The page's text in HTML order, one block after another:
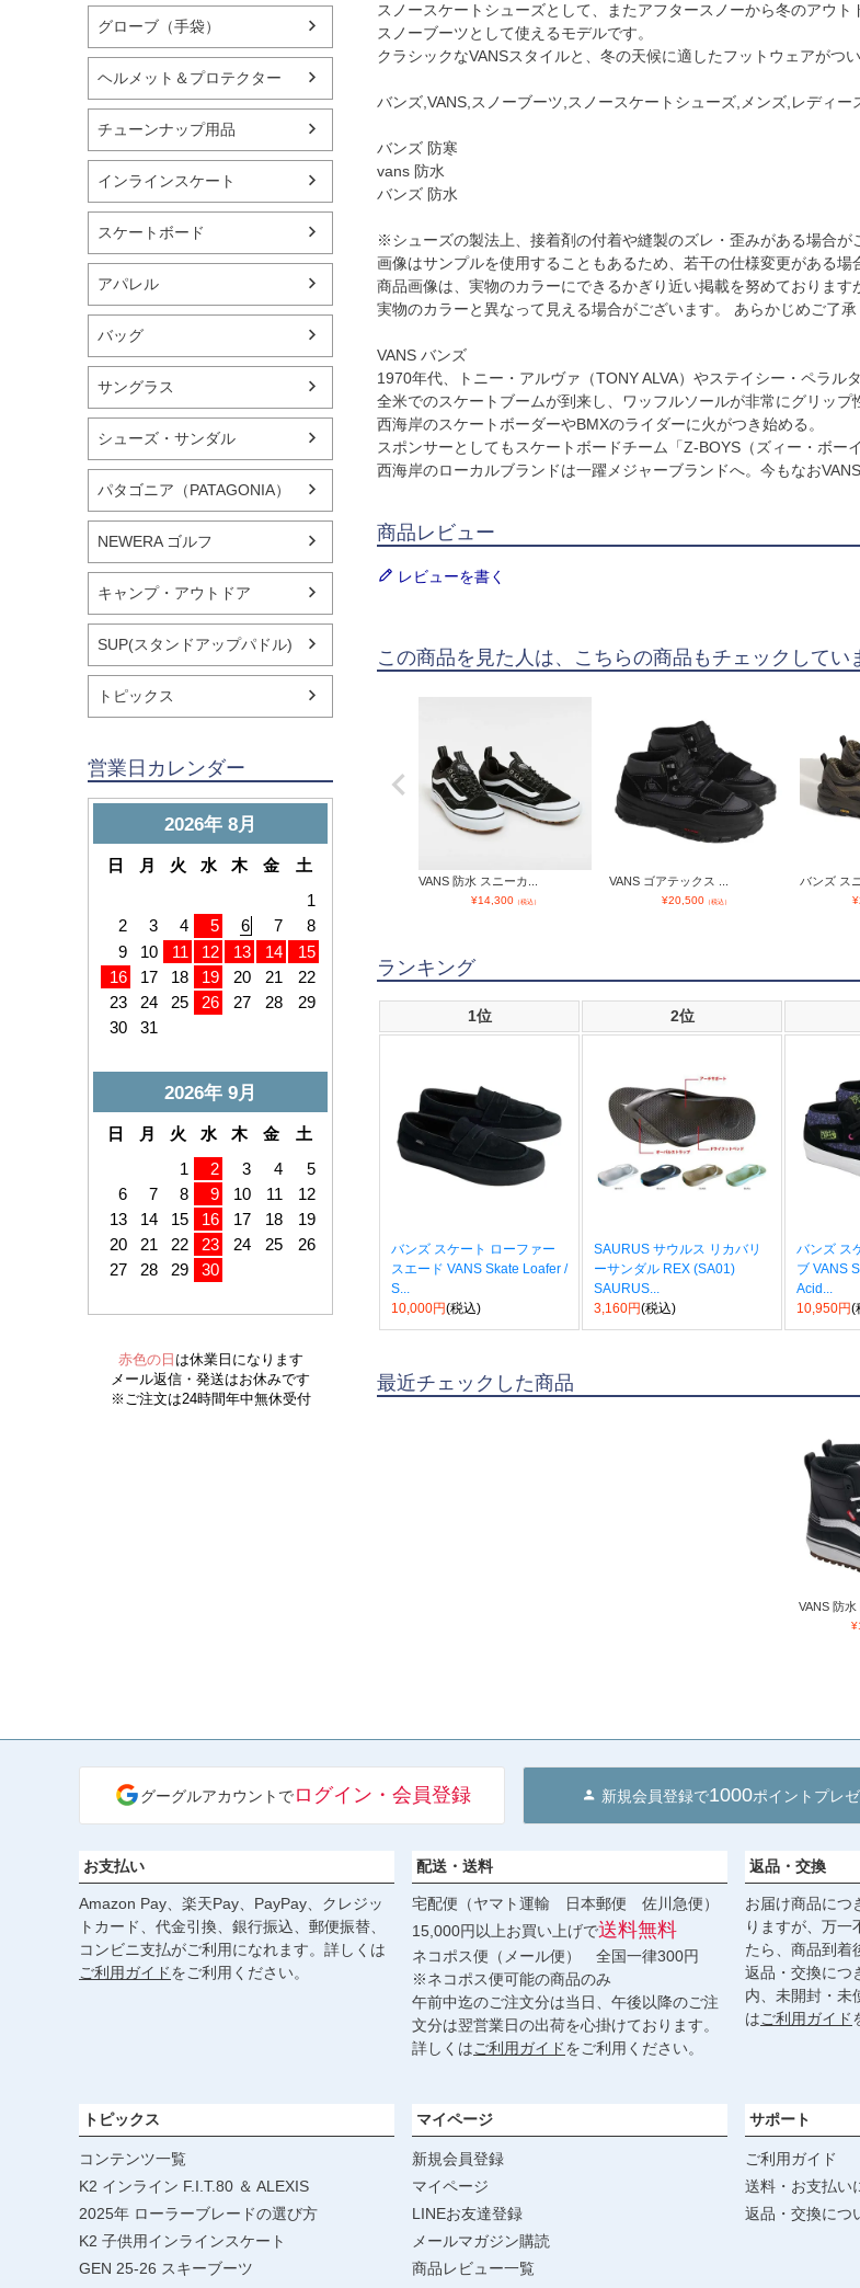
グローブ（手袋）
ヘルメット＆プロテクター
チューンナップ用品
インラインスケート
スケートボード
アパレル
バッグ
サングラス
シューズ・サンダル
パタゴニア（PATAGONIA）
NEWERA ゴルフ
キャンプ・アウトドア
SUP(スタンドアップパドル)
トピックス
営業日カレンダー
スノースケートシューズとして、またアフタースノーから冬のアウ
スノーブーツとして使えるモデルです。
クラシックなVANSスタイルと、冬の天候に適したフットウェアがつい
バンズ,VANS,スノーブーツ,スノースケートシューズ,メンズ,レディー
バンズ 防寒
vans 防水
バンズ 防水
※シューズの製法上、接着剤の付着や縫製のズレ・歪みがある場合が
画像はサンプルを使用することもあるため、若干の仕様変更がある場
商品画像は、実物のカラーにできるかぎり近い掲載を努めております
実物のカラーと異なって見える場合がございます。 あらかじめご了承
VANS バンズ
1970年代、トニー・アルヴァ（TONY ALVA）やステイシー・ペラル
全米でのスケートブームが到来し、ワッフルソールが非常にグリップ
西海岸のスケートボーダーやBMXのライダーに火がつき始める。
スポンサーとしてもスケートボードチーム「Z-BOYS（ズィー・ボー
西海岸のローカルブランドは一躍メジャーブランドへ。今もなお
商品レビュー
レビューを書く
この商品を見た人は、こちらの商品もチェックしてい
VANS 防水 スニーカ...
¥14,300（税込）
VANS ゴアテックス ...
¥20,500（税込）
バンズ ス
¥
ランキング
1位 2位
バンズ スケート ローファー
スエード VANS Skate Loafer /
S...
10,000円(税込)
SAURUS サウルス リカバリ
ーサンダル REX (SA01)
SAURUS...
3,160円(税込)
バンズ ス
ブ VANS
Acid...
10,950円(
最近チェックした商品
VANS 防水
¥
グーグルアカウントでログイン・会員登録 新規会員登録で1000ポイントプレ
お支払い
Amazon Pay、楽天Pay、PayPay、クレジッ
トカード、代金引換、銀行振込、郵便振替、
コンビニ支払がご利用になれます。詳しくは
ご利用ガイドをご利用ください。
配送・送料
宅配便（ヤマト運輸 日本郵便 佐川急便）
15,000円以上お買い上げで送料無料
ネコポス便（メール便） 全国一律300円
※ネコポス便可能の商品のみ
午前中迄のご注文分は当日、午後以降のご注
文分は翌営業日の出荷を心掛けております。
詳しくはご利用ガイドをご利用ください。
返品・交換
お届け商品につ
りますが、万一
たら、商品到着
返品・交換につ
内、未開封・未
はご利用ガイド
トピックス
コンテンツ一覧
K2 インライン F.I.T.80 ＆ ALEXIS
2025年 ローラーブレードの選び方
K2 子供用インラインスケート
GEN 25-26 スキーブーツ
マイページ
新規会員登録
マイページ
LINEお友達登録
メールマガジン購読
商品レビュー一覧
サポート
ご利用ガイド
送料・お支払い
返品・交換につ